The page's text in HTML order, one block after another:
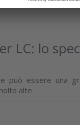
LC: lo
può essere una
alte